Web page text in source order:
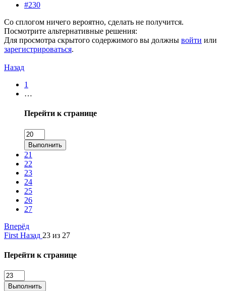
#230
Со сплогом ничего вероятно, сделать не получится.
Посмотрите альтернативные решения:
Для просмотра скрытого содержимого вы должны войти или
зарегистрироваться.
Назад
1
…
Перейти к странице
Выполнить
21
22
23
24
25
26
27
Вперёд
First Назад 23 из 27
Перейти к странице
Выполнить